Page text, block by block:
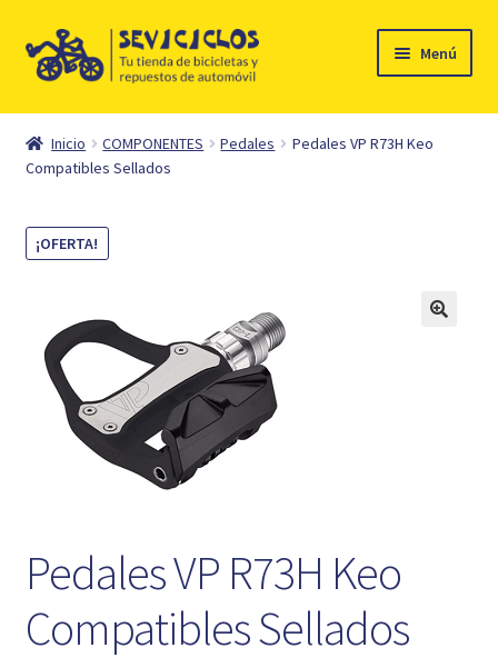
Ir
Ir
al
Menú
Inicio
Ciclismo
Automóvil
Contacto
Inicio COMPONENTES Pedales
Pedales VP R73H Keo
Compatibles Sellados
¡OFERTA!
Pedales VP R73H Keo
Compatibles Sellados